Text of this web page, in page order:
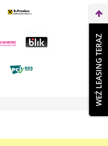
WEŹ LEASING TERAZ